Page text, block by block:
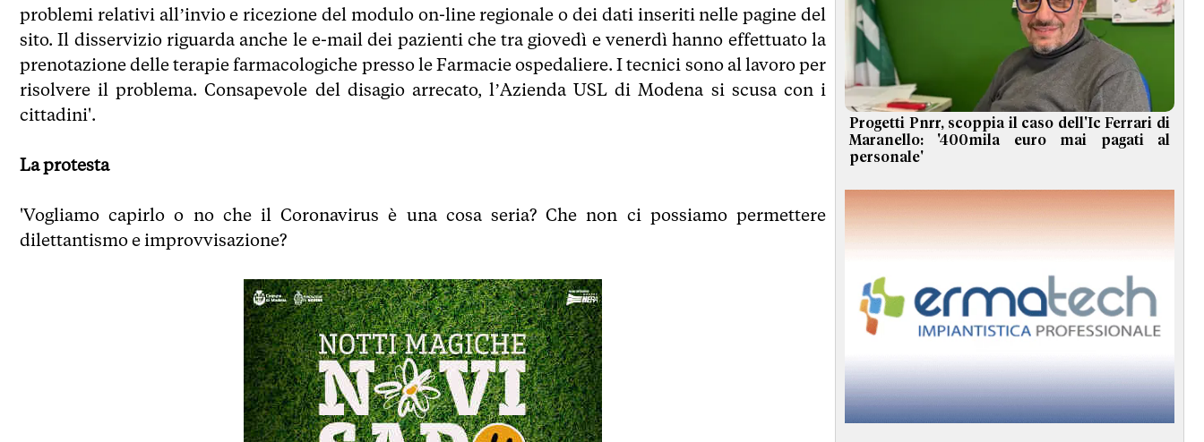
problemi relativi all’invio e ricezione del modulo on-line regionale o dei dati inseriti nelle pagine del
sito. Il disservizio riguarda anche le e-mail dei pazienti che tra giovedì e venerdì hanno effettuato la
prenotazione delle terapie farmacologiche presso le Farmacie ospedaliere. I tecnici sono al lavoro per
risolvere il problema. Consapevole del disagio arrecato, l’Azienda USL di Modena si scusa con i
cittadini'.
La protesta
'Vogliamo capirlo o no che il Coronavirus è una cosa seria? Che non ci possiamo permettere
dilettantismo e improvvisazione?
Progetti Pnrr, scoppia il caso dell'Ic Ferrari di
Maranello: '400mila euro mai pagati al
personale'